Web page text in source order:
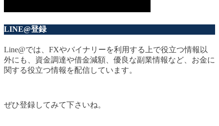
LINE@登録
Line@では、FXやバイナリーを利用する上で役立つ情報以
外にも、資金調達や借金減額、優良な副業情報など、お金に
関する役立つ情報を配信しています。
ぜひ登録してみて下さいね。